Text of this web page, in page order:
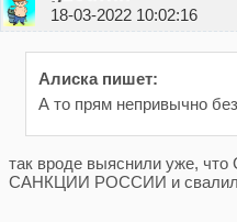
18-03-2022 10:02:16
Алиска пишет:
А то прям непривычно
так вроде выяснили уже,
САНКЦИИ РОССИИ и свалил